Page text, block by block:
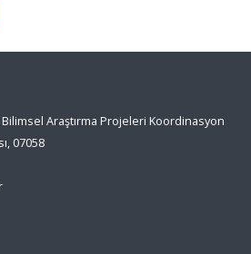
Araştırma Projeleri Koordinasyon
07058